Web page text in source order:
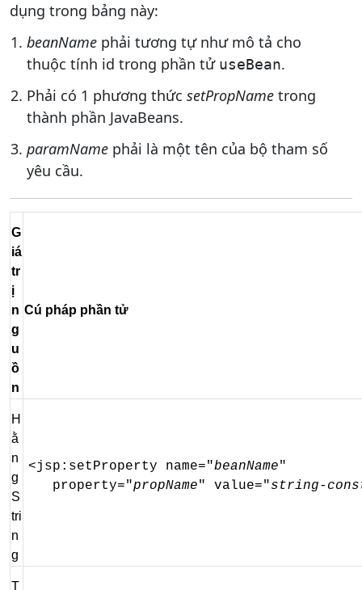
dụng trong bảng này:
beanName phải tương tự như mô tả cho
thuộc tính id trong phần tử useBean.
Phải có 1 phương thứcsetPropName trong
thành phần JavaBeans.
paramName phải là một tên của bộ tham số
yêu cầu.
G
iá
tr
ị
n
g
u
ồ
n
Cú pháp phần tử
H
ằ
n
g
S
tri
n
g
<jsp:setProperty name="beanName"
   property="
propName" value="string-
T